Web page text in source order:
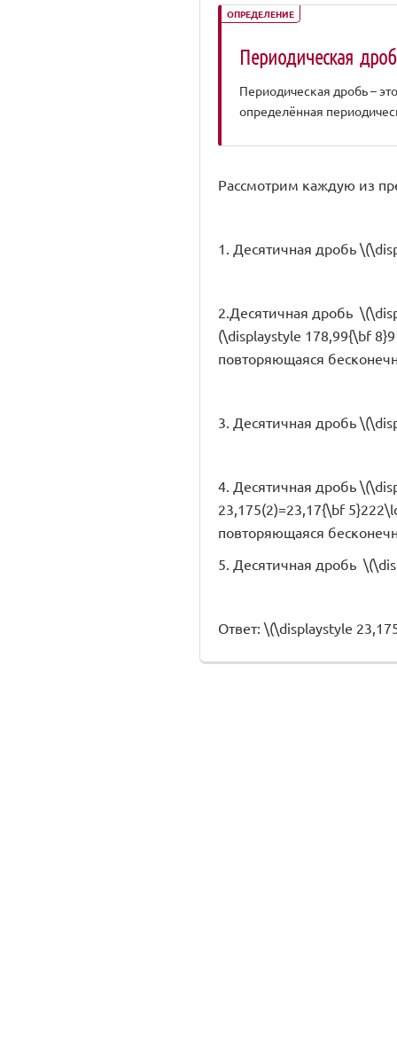
ОПРЕДЕЛЕНИЕ
Периодическая
Периодическая дробь –
определённая
Рассмотрим каждую из
1. Десятичная дробь
2.Десятичная дробь
(\displaystyle 178,99{\bf
повторяющаяся
3. Десятичная дробь
4. Десятичная дробь
23,175(2)=23,17{\bf
повторяющаяся
5. Десятичная дробь
Ответ: \(\displaystyle